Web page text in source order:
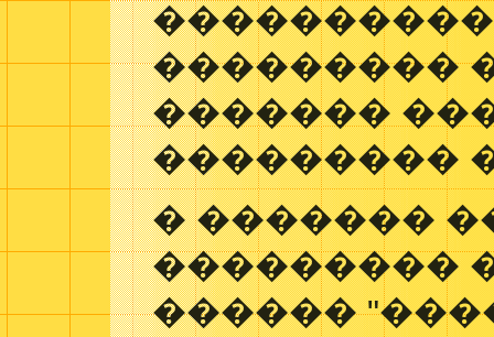
���������
�������
���������
� �������
���������
������